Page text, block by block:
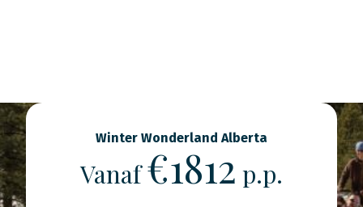
Winter Wonderland Alberta
Vanaf€1812 p.p.